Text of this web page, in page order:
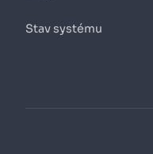
Stav systému